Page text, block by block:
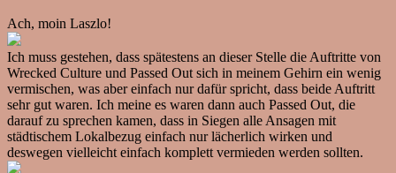
Ach, moin Laszlo!
Ich muss gestehen, dass spätestens an dieser Stelle die Auftritte von
Wrecked Culture und Passed Out sich in meinem Gehirn ein wenig
vermischen, was aber einfach nur dafür spricht, dass beide Auftritt
sehr gut waren. Ich meine es waren dann auch Passed Out, die
darauf zu sprechen kamen, dass in Siegen alle Ansagen mit
städtischem Lokalbezug einfach nur lächerlich wirken und
deswegen vielleicht einfach komplett vermieden werden sollten.